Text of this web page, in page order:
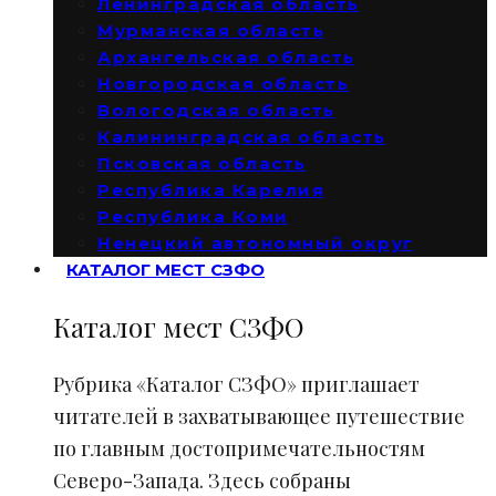
Мурманская область
Архангельская область
Новгородская область
Вологодская область
Калининградская область
Псковская область
Республика Карелия
Республика Коми
Ненецкий автономный округ
КАТАЛОГ МЕСТ СЗФО
Каталог мест СЗФО
Рубрика «Каталог СЗФО» приглашает
читателей в захватывающее путешествие
по главным достопримечательностям
Северо-Запада. Здесь собраны